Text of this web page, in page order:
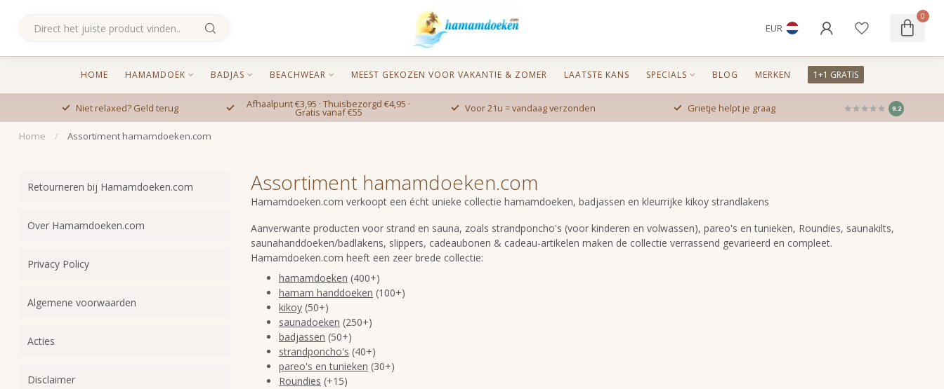
EUR
0
HOME HAMAMDOEK BADJAS BEACHWEAR MEEST GEKOZEN VOOR VAKANTIE & ZOMER LAATSTE KANS SPECIALS BLOG MERKEN 1+1 GRATIS
Niet relaxed? Geld terug Afhaalpunt €3,95 · Thuisbezorgd €4,95 ·
Gratis vanaf €55 Voor 21u = vandaag verzonden Grietje helpt je graag 9.2
Home / Assortiment hamamdoeken.com
Retourneren bij Hamamdoeken.com
Over Hamamdoeken.com
Privacy Policy
Algemene voorwaarden
Acties
Disclaimer
Assortiment hamamdoeken.com
Hamamdoeken.com verkoopt een écht unieke collectie hamamdoeken, badjassen en kleurrijke kikoy strandlakens
Aanverwante producten voor strand en sauna, zoals strandponcho's (voor kinderen en volwassen), pareo's en tunieken, Roundies, saunakilts,
saunahanddoeken/badlakens, slippers, cadeaubonen & cadeau-artikelen maken de collectie verrassend gevarieerd en compleet.
Hamamdoeken.com heeft een zeer brede collectie:
hamamdoeken (400+)
hamam handdoeken (100+)
kikoy (50+)
saunadoeken (250+)
badjassen (50+)
strandponcho's (40+)
pareo's en tunieken (30+)
Roundies (+15)